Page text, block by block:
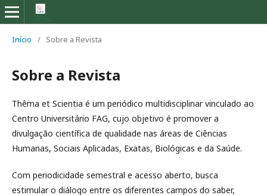
Início / Sobre a Revista
Sobre a Revista
Thêma et Scientia é um periódico multidisciplinar vinculado ao
Centro Universitário FAG, cujo objetivo é promover a
divulgação científica de qualidade nas áreas de Ciências
Humanas, Sociais Aplicadas, Exatas, Biológicas e da Saúde.
Com periodicidade semestral e acesso aberto, busca
estimular o diálogo entre os diferentes campos do saber,